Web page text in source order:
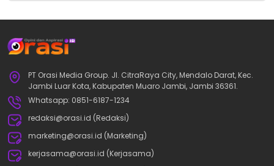
PT Orasi Media Group. Jl. CitraRaya City, Mendalo Darat, Kec.
Jambi Luar Kota, Kabupaten Muaro Jambi, Jambi 36361.
Whatsapp: 0851-6187-1234
redaksi@orasi.id (Redaksi)
marketing@orasi.id (Marketing)
kerjasama@orasi.id (Kerjasama)